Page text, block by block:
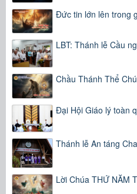
Đức tin lớn lên trong
LBT: Thánh lễ Cầu
Chầu Thánh Thể
Đại Hội Giáo lý toàn
Thánh lễ An táng
Lời Chúa THỨ NĂM